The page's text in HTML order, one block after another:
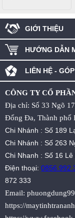
GIỚI THIỆU
HƯỚNG DẪN
LIÊN HỆ -
CÔNG TY CỔ
Địa chỉ: Số 33 Ngõ
Đống Đa, Thành phố
Chi Nhánh : Số 189
Chi Nhánh : Số 263
Chi Nhanh : Số 16
Điện thoại:
872 333
Email:
https://